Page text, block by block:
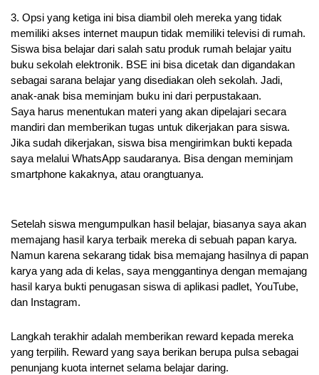
3. Opsi yang ketiga ini bisa diambil oleh mereka yang tidak
memiliki akses internet maupun tidak memiliki televisi di rumah.
Siswa bisa belajar dari salah satu produk rumah belajar yaitu
buku sekolah elektronik. BSE ini bisa dicetak dan digandakan
sebagai sarana belajar yang disediakan oleh sekolah. Jadi,
anak-anak bisa meminjam buku ini dari perpustakaan.
Saya harus menentukan materi yang akan dipelajari secara
mandiri dan memberikan tugas untuk dikerjakan para siswa.
Jika sudah dikerjakan, siswa bisa mengirimkan bukti kepada
saya melalui WhatsApp saudaranya. Bisa dengan meminjam
smartphone kakaknya, atau orangtuanya.
Setelah siswa mengumpulkan hasil belajar, biasanya saya akan
memajang hasil karya terbaik mereka di sebuah papan karya.
Namun karena sekarang tidak bisa memajang hasilnya di papan
karya yang ada di kelas, saya menggantinya dengan memajang
hasil karya bukti penugasan siswa di aplikasi padlet, YouTube,
dan Instagram.
Langkah terakhir adalah memberikan reward kepada mereka
yang terpilih. Reward yang saya berikan berupa pulsa sebagai
penunjang kuota internet selama belajar daring.